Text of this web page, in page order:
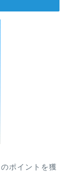
のポイントを獲